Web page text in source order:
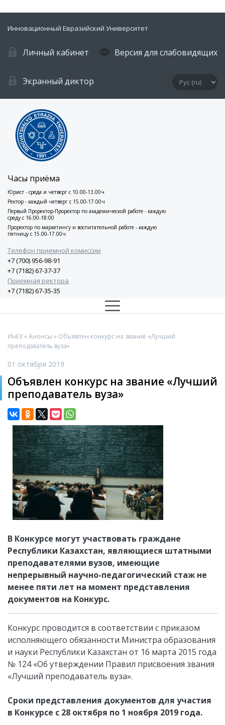
Инновационный Евразийский Университет
Личный кабинет Версия для слабовидящих
Экранный диктор
Часы приёма
Юрист - среда и четверг с 10.00-13.00ч
Ректор - каждый четверг с 15.00-17.00ч
Первый Проректор-Проректор по академической работе - каждую
среду с 16:00-18:00
Проректор по маркетингу и воспитательной работе - каждую
пятницу с 15.00-17.00ч
Телефон приемной комиссии
+7 (700) 956-98-91
+7 (7182) 67-37-37
Приемная ректора
+7 (7182) 67-35-35
ИнЕУ»Анонсы » Объявлен конкурс на звание «Лучший
преподаватель вуза»
01 октября 2019
Объявлен конкурс на звание «Лучший
преподаватель вуза»
В Конкурсе могут участвовать граждане
Республики Казахстан, являющиеся штатными
преподавателями вузов, имеющие
непрерывный научно-педагогический стаж не
менее пяти лет на момент представления
документов на Конкурс.
Конкурс проводится в соответствии с приказом
исполняющего обязанности Министра образования
и науки Республики Казахстан от 16 марта 2015 года
№ 124 «Об утверждении Правил присвоения звания
«Лучший преподаватель вуза».
Сроки представления документов для участия
в Конкурсе с 28 октября по 1 ноября 2019 года.